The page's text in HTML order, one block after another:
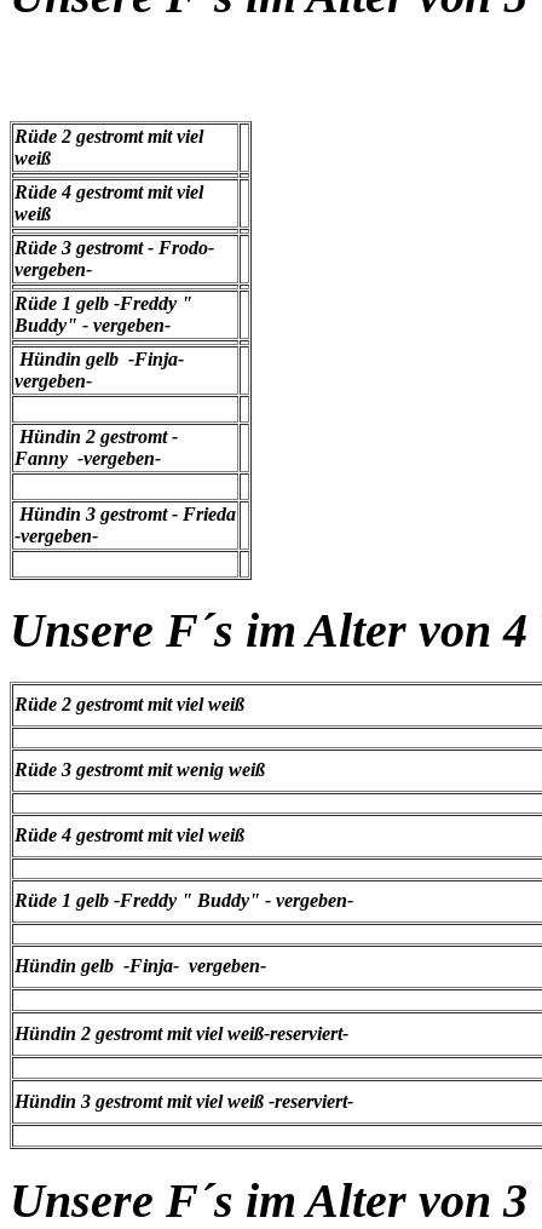
Rüde 2 gestromt mit viel
weiß
Rüde 4 gestromt mit viel
weiß
Rüde 3 gestromt - Frodo-
vergeben-
Rüde 1 gelb -Freddy "
Buddy" - vergeben-
Hündin gelb -Finja-
vergeben-
Hündin 2 gestromt -
Fanny -vergeben-
Hündin 3 gestromt - Frieda
-vergeben-
Unsere F´s im Alter von 4
Rüde 2 gestromt mit viel weiß
Rüde 3 gestromt mit wenig weiß
Rüde 4 gestromt mit viel weiß
Rüde 1 gelb -Freddy " Buddy" - vergeben-
Hündin gelb -Finja- vergeben-
Hündin 2 gestromt mit viel weiß-reserviert-
Hündin 3 gestromt mit viel weiß -reserviert-
Unsere F´s im Alter von 3